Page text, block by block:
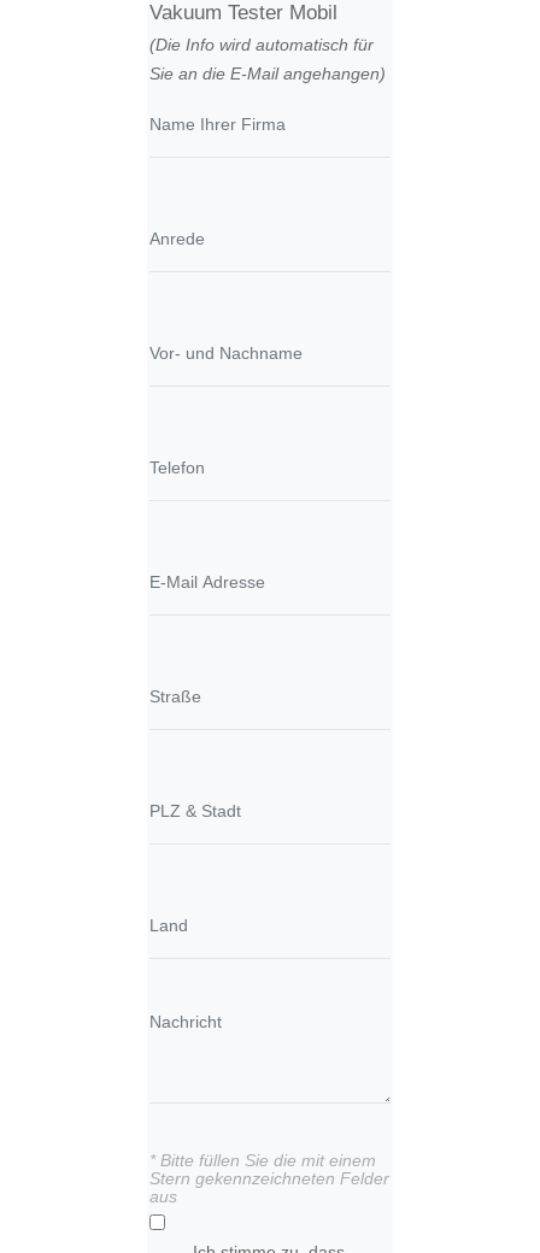
Vakuum Tester Mobil
(Die Info wird automatisch für
Sie an die E-Mail angehangen)
* Bitte füllen Sie die mit einem
Stern gekennzeichneten Felder
aus